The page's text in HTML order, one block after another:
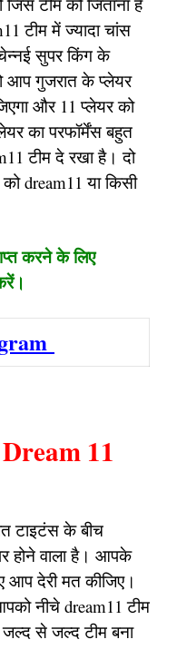
टीम में ज्यादा चांस
सुपर किंग के
आप गुजरात के प्लेयर
और 11 प्लेयर को
का परफॉर्मेंस बहुत
टीम दे रखा है। दो
dream11 या किसी
करने के लिए
11
टाइटंस के बीच
होने वाला है। आपके
आप देरी मत कीजिए।
नीचे dream11 टीम
से जल्द टीम बना